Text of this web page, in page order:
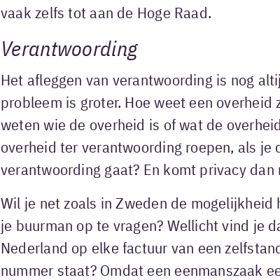
vaak zelfs tot aan de Hoge Raad.
Verantwoording
Het afleggen van verantwoording is nog
probleem is groter. Hoe weet een
weten wie de overheid is of wat de
overheid ter verantwoording roepen, als je
verantwoording gaat? En komt privacy dan
Wil je net zoals in Zweden de
je buurman op te vragen? Wellicht vind je
Nederland op elke factuur van een
nummer staat? Omdat een eenmanszaak